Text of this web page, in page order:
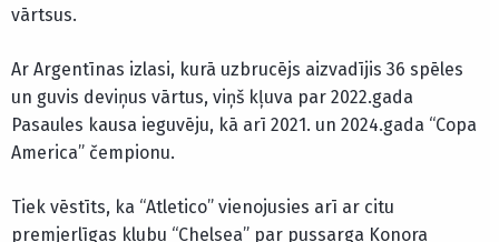
vārtsus.
Ar Argentīnas izlasi, kurā uzbrucējs aizvadījis 36 spēles
un guvis deviņus vārtus, viņš kļuva par 2022.gada
Pasaules kausa ieguvēju, kā arī 2021. un 2024.gada “Copa
America” čempionu.
Tiek vēstīts, ka “Atletico” vienojusies arī ar citu
premjerlīgas klubu “Chelsea” par pussarga Konora